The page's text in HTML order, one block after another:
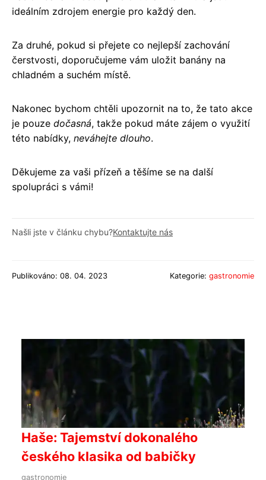
ideálním zdrojem energie pro každý den.
Za druhé, pokud si přejete co nejlepší zachování
čerstvosti, doporučujeme vám uložit banány na
chladném a suchém místě.
Nakonec bychom chtěli upozornit na to, že tato akce
je pouze dočasná, takže pokud máte zájem o využití
této nabídky, neváhejte dlouho.
Děkujeme za vaši přízeň a těšíme se na další
spolupráci s vámi!
Našli jste v článku chybu?Kontaktujte nás
Publikováno: 08. 04. 2023 Kategorie: gastronomie
Haše: Tajemství dokonalého
českého klasika od babičky
gastronomie